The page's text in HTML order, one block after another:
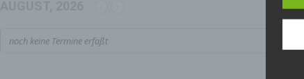
noch keine Termine erfaßt